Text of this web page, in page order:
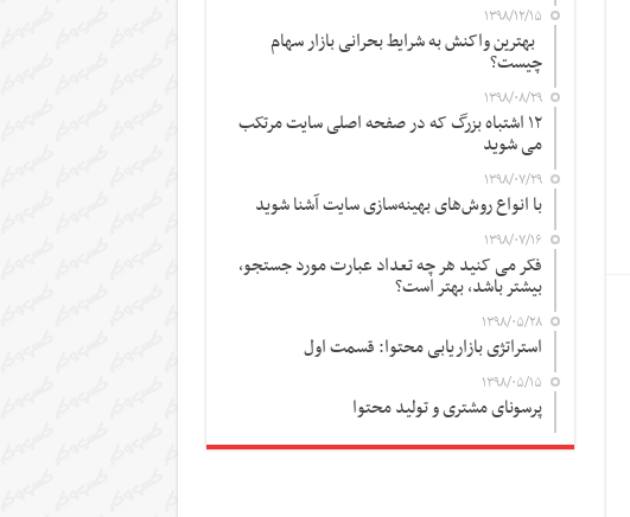
۱۳۹۸/۱۲/۱۵
بهترین واکنش به شرایط بحرانی بازار سهام
چیست؟
۱۳۹۸/۰۸/۲۹
۱۲ اشتباه بزرگ که در صفحه اصلی سایت مرتکب
می شوید
۱۳۹۸/۰۷/۲۹
با انواع روش‌های بهینه‌سازی سایت آشنا شوید
۱۳۹۸/۰۷/۱۶
فکر می کنید هر چه تعداد عبارت مورد جستجو،
بیشتر باشد، بهتر است؟
۱۳۹۸/۰۵/۲۸
استراتژی بازاریابی محتوا: قسمت اول
۱۳۹۸/۰۵/۱۵
پرسونای مشتری و تولید محتوا